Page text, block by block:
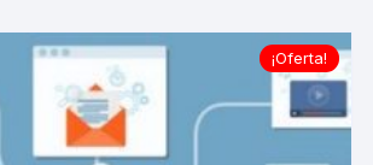
¡Oferta!